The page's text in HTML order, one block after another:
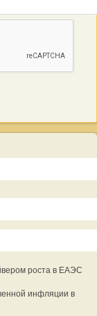
роста в ЕАЭС
инфляции в